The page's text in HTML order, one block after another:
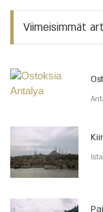
Viimeisimmät